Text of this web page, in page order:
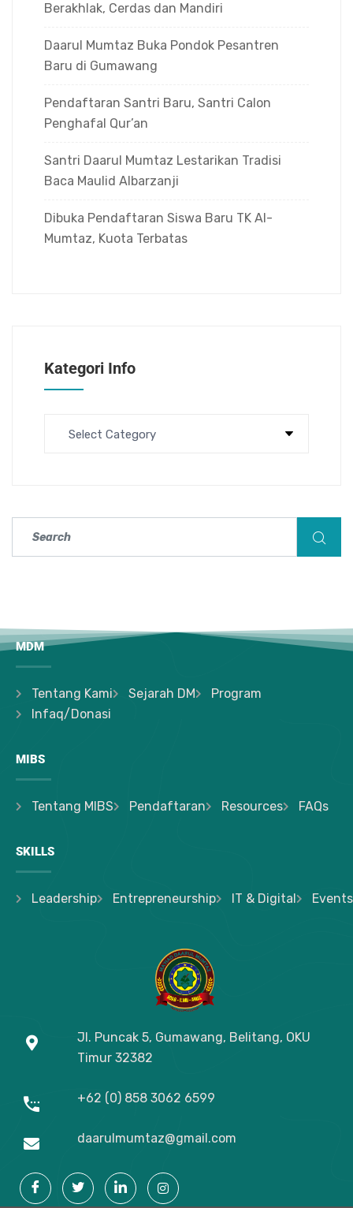
Berakhlak, Cerdas dan Mandiri
Daarul Mumtaz Buka Pondok Pesantren
Baru di Gumawang
Pendaftaran Santri Baru, Santri Calon
Penghafal Qur’an
Santri Daarul Mumtaz Lestarikan Tradisi
Baca Maulid Albarzanji
Dibuka Pendaftaran Siswa Baru TK Al-
Mumtaz, Kuota Terbatas
Kategori Info
MDM
Tentang Kami Sejarah DM
Program
Infaq/Donasi
MIBS
Tentang MIBS Pendaftaran Resources FAQs
SKILLS
Leadership Entrepreneurship IT & Digital Events
Jl. Puncak 5, Gumawang, Belitang, OKU
Timur 32382
+62 (0) 858 3062 6599
daarulmumtaz@gmail.com